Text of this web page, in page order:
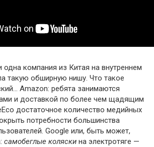
компания из Китая на внутреннем
такую обширную нишу. Что такое
Amazon: ребята занимаются
и доставкой по более чем щадящим
достаточное количество медийных
потребности большинства
Google или, быть может,
самобеглые коляски на электротяге —